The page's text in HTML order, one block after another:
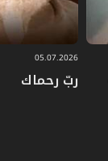
05.07.2026
ربّ رحماك